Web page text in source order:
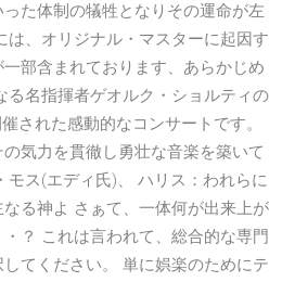
た体制の犠牲となりその運命が左
は、オリジナル・マスターに起因す
部含まれております、あらかじめ
る名指揮者ゲオルク・ショルティの
された感動的なコンサートです。
気力を貫徹し勇壮な音楽を築いて
モス(エディ氏)、 ハリス：われらに
る神よ さぁて、一体何が出来上が
？ これは言われて、総合的な専門
てください。 単に娯楽のためにテ